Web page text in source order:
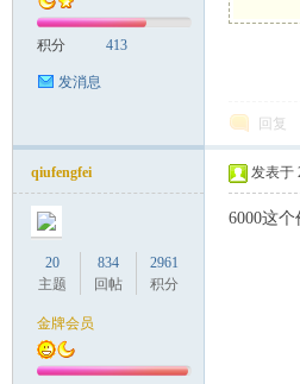
积分 413
发消息
回复
qiufengfei
20
主题
834
回帖
2961
积分
金牌会员
发表于
6000这